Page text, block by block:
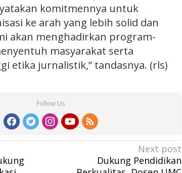
komitmennya untuk
ke arah yang lebih solid dan
akan menghadirkan program-
masyarakat serta
etika jurnalistik,” tandasnya. (rls)
Follow Us
Next post
Dukung Pendidikan